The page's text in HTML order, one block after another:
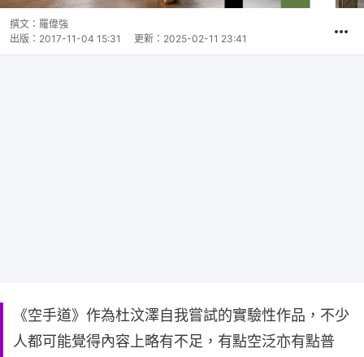
撰文： 羅偉強
出版： 2017-11-04 15:31 更新： 2025-02-11 23:41
《空手道》作為杜汶澤自我嘗試的實驗性作品，不少
人都可能覺得內容上略有不足，有點空泛亦有點普